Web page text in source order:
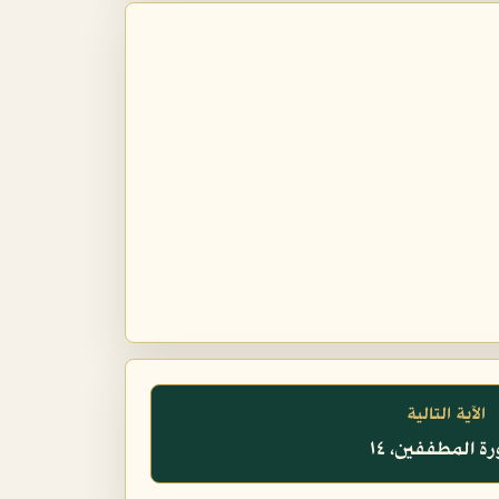
الآية التالية
المطففين، ١٤